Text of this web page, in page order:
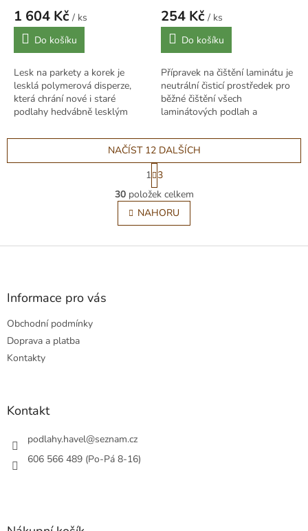
1 604 Kč / ks
Měrná
cena: Do košíku
Lesk na parkety a korek je
lesklá polymerová disperze,
která chrání nové i staré
podlahy hedvábně lesklým
lesku lakovaných dřevěných a
254 Kč / ks
Měrná
cena: Do košíku
Přípravek na čištění laminátu je
neutrální čisticí prostředek pro
běžné čištění všech
laminátových podlah a
nečistoty a pachy, vhodný i
pro...
O
v
l
á
NAČÍST 12 DALŠÍCH
S
t
r
á
n
k
v
1 3
30položek celkem
NAHORU
Z
Informace pro vás
Obchodní podmínky
Doprava a platba
Kontakty
Kontakt
podlahy.havel@seznam.cz
606 566 489 (Po-Pá 8-16)